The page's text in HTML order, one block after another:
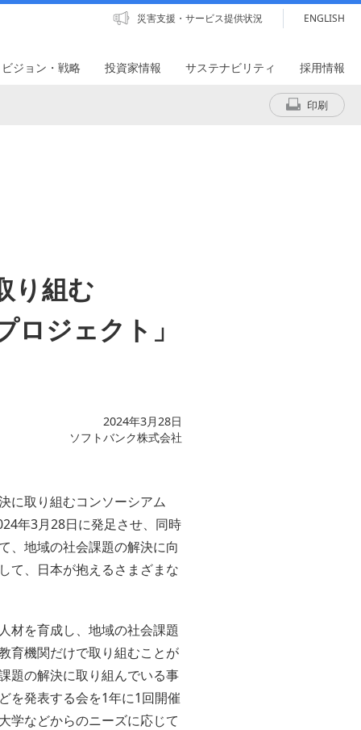
災害支援・サービス提供状況 ENGLISH
ジョン・戦略 投資家情報 サステナビリティ 採用情報
印刷
り組む
ジェクト」
2024年3月28日
ソフトバンク株式会社
に取り組むコンソーシアム
年3月28日に発足させ、同時
、地域の社会課題の解決に向
て、日本が抱えるさまざまな
材を育成し、地域の社会課題
育機関だけで取り組むことが
題の解決に取り組んでいる事
を発表する会を1年に1回開催
学などからのニーズに応じて